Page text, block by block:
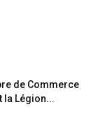
de Commerce
Légion...